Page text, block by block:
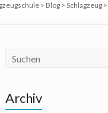
> Blog > Schlagzeug >
Archiv